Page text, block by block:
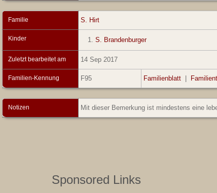
Familie S. Hirt
Kinder 1. S. Brandenburger
Zuletzt bearbeitet am 14 Sep 2017
Familien-Kennung F95 Familienblatt |
Notizen Mit dieser Bemerkung ist mindestens eine
Sponsored Links